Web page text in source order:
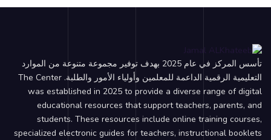
تأسس المركز في عام 2025 بهدف توفير مجموعة متنوعة من الموارد
التعليمية الرقمية الداعمة للمعلمين وأولياء الأمور والطلبة. The Center
was established in 2025 to provide a diverse range of digital
educational resources that support teachers, parents, and
students. These resources include online training courses,
specialized electronic guides for teachers, instructional booklets